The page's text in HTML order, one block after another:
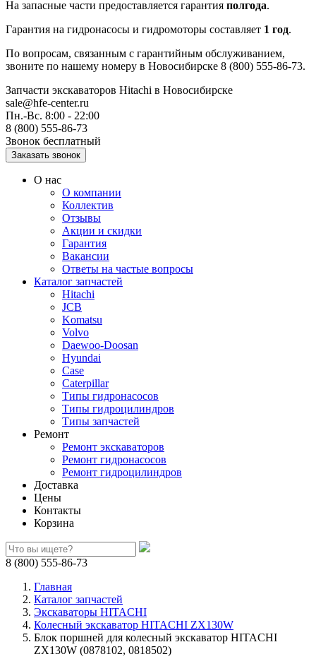
На запасные части предоставляется гарантия полгода.
Гарантия на гидронасосы и гидромоторы составляет 1 год.
По вопросам, связанным с гарантийным обслуживанием,
звоните по нашему номеру в Новосибирске 8 (800) 555-86-73.
Запчасти экскаваторов Hitachi в Новосибирске
sale@hfe-center.ru
Пн.-Вс. 8:00 - 22:00
8 (800) 555-86-73
Звонок бесплатный
О нас
О компании
Коллектив
Отзывы
Акции и скидки
Гарантия
Вакансии
Ответы на частые вопросы
Каталог запчастей
Hitachi
JCB
Komatsu
Volvo
Daewoo-Doosan
Hyundai
Case
Caterpillar
Типы гидронасосов
Типы гидроцилиндров
Типы запчастей
Ремонт
Ремонт экскаваторов
Ремонт гидронасосов
Ремонт гидроцилиндров
Доставка
Цены
Контакты
Корзина
8 (800) 555-86-73
Главная
Каталог запчастей
Экскаваторы HITACHI
Колесный экскаватор HITACHI ZX130W
Блок поршней для колесный экскаватор HITACHI
ZX130W (0878102, 0818502)